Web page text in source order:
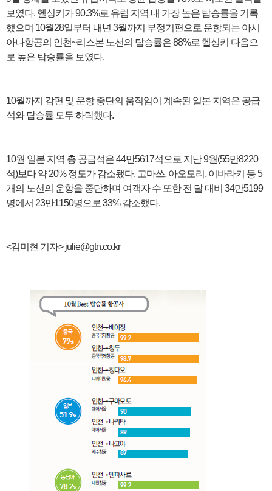
보였다. 헬싱키가 90.3%로 유럽 지역 내 가장 높은 탑승률을 기록
했으며 10월28일부터 내년 3월까지 부정기편으로 운항되는 아시
아나항공의 인천~리스본 노선의 탑승률은 88%로 헬싱키 다음으
로 높은 탑승률을 보였다.
10월까지 감편 및 운항 중단의 움직임이 계속된 일본 지역은 공급
석와 탑승률 모두 하락했다.
10월 일본 지역 총 공급석은 44만5617석으로 지난 9월(55만8220
석)보다 약 20% 정도가 감소됐다. 고마쓰, 아오모리, 이바라키 등 5
개의 노선의 운항을 중단하며 여객자 수 또한 전 달 대비 34만5199
명에서 23만1150명으로 33% 감소했다.
<김미현 기자>julie@gtn.co.kr